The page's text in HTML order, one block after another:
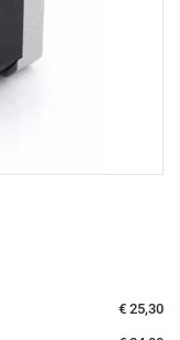
€ 25,30